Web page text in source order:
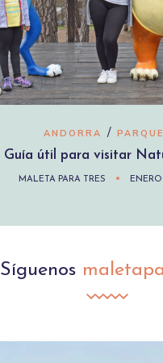
ANDORRA /
Guía útil para visitar
MALETA PARA TRES ENERO
Síguenos